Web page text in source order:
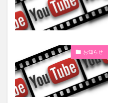
お知らせ